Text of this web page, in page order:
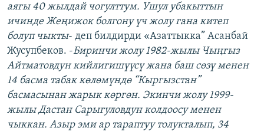
аягы 40 жылдай чогулттум. Ушул убакыттын
ичинде Жеңижок болгону үч жолу гана китеп
болуп чыкты- деп билдирди «Азаттыкка” Асанбай
Жусупбеков. -Биринчи жолу 1982-жылы Чыңгыз
Айтматовдун кийлигишүүсү жана баш сөзү менен
14 басма табак көлөмүндө “Кыргызстан”
басмасынан жарык көргөн. Экинчи жолу 1999-
жылы Дастан Сарыгуловдун колдоосу менен
чыккан. Азыр эми ар тараптуу толукталып, 34